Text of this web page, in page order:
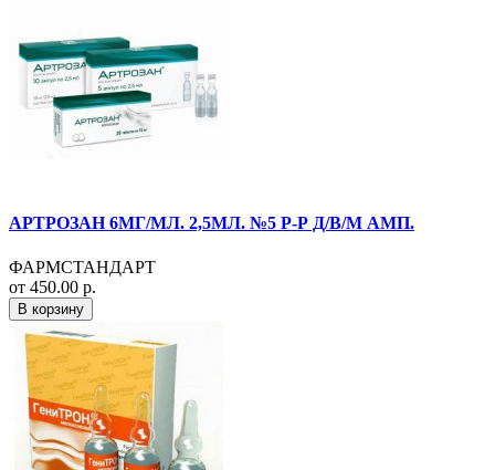
АРТРОЗАН 6МГ/МЛ. 2,5МЛ. №5 Р-Р Д/В/М АМП.
ФАРМСТАНДАРТ
от 450.00 р.
В корзину